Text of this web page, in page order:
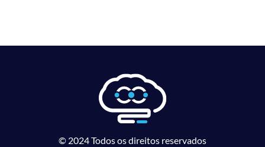
© 2024 Todos os direitos reservados